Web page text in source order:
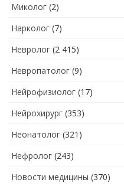
Миколог (2)
Нарколог (7)
Невролог (2 415)
Невропатолог (9)
Нейрофизиолог (17)
Нейрохирург (353)
Неонатолог (321)
Нефролог (243)
Новости медицины (370)